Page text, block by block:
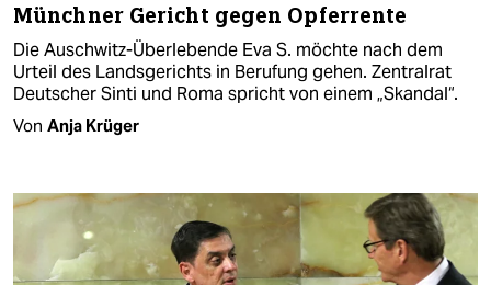
Münchner Gericht gegen Opferrente
Die Auschwitz-Überlebende Eva S. möchte nach dem
Urteil des Landsgerichts in Berufung gehen. Zentralrat
Deutscher Sinti und Roma spricht von einem „Skandal“.
Von Anja Krüger